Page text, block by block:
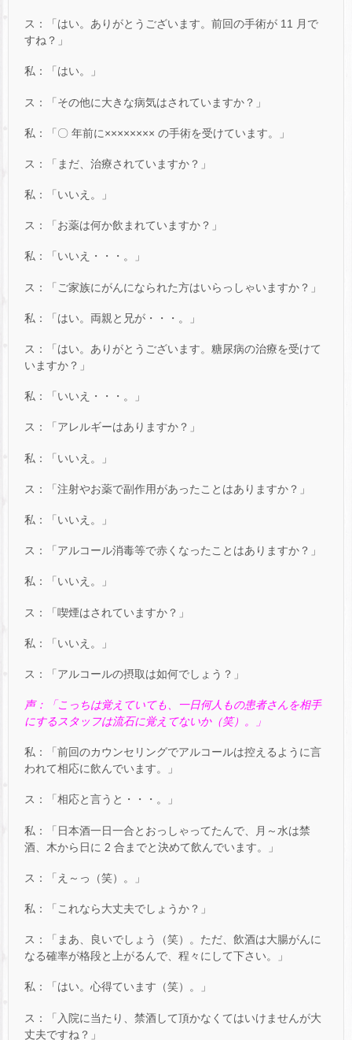
ス：「はい。ありがとうございます。前回の手術が 11 月で
すね？」
私：「はい。」
ス：「その他に大きな病気はされていますか？」
私：「〇 年前に×××××××× の手術を受けています。」
ス：「まだ、治療されていますか？」
私：「いいえ。」
ス：「お薬は何か飲まれていますか？」
私：「いいえ・・・。」
ス：「ご家族にがんになられた方はいらっしゃいますか？」
私：「はい。両親と兄が・・・。」
ス：「はい。ありがとうございます。糖尿病の治療を受けて
いますか？」
私：「いいえ・・・。」
ス：「アレルギーはありますか？」
私：「いいえ。」
ス：「注射やお薬で副作用があったことはありますか？」
私：「いいえ。」
ス：「アルコール消毒等で赤くなったことはありますか？」
私：「いいえ。」
ス：「喫煙はされていますか？」
私：「いいえ。」
ス：「アルコールの摂取は如何でしょう？」
声：「こっちは覚えていても、一日何人もの患者さんを相手
にするスタッフは流石に覚えてないか（笑）。」
私：「前回のカウンセリングでアルコールは控えるように言
われて相応に飲んでいます。」
ス：「相応と言うと・・・。」
私：「日本酒一日一合とおっしゃってたんで、月～水は禁
酒、木から日に 2 合までと決めて飲んでいます。」
ス：「え～っ（笑）。」
私：「これなら大丈夫でしょうか？」
ス：「まあ、良いでしょう（笑）。ただ、飲酒は大腸がんに
なる確率が格段と上がるんで、程々にして下さい。」
私：「はい。心得ています（笑）。」
ス：「入院に当たり、禁酒して頂かなくてはいけませんが大
丈夫ですね？」